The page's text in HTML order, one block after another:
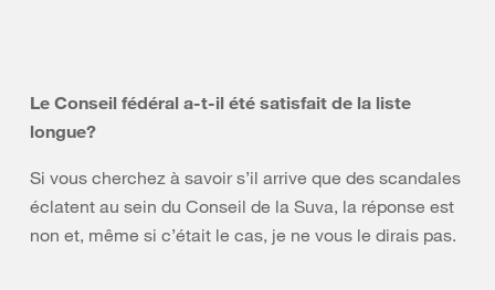
Le Conseil fédéral a-t-il été satisfait de la liste
longue?
Si vous cherchez à savoir s’il arrive que des scandales
éclatent au sein du Conseil de la Suva, la réponse est
non et, même si c’était le cas, je ne vous le dirais pas.